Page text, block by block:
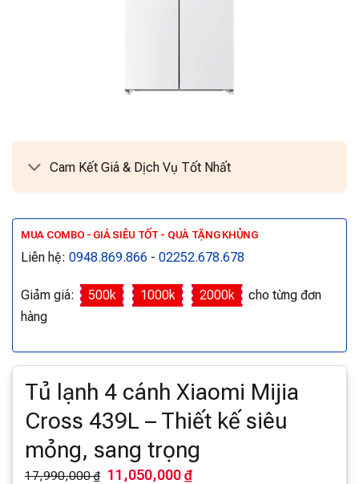
Cam Kết Giá & Dịch Vụ Tốt Nhất
MUA COMBO - GIÁ SIÊU TỐT - QUÀ TẶNG KHỦNG
Liên hệ: 0948.869.866 - 02252.678.678
Giảm giá: 500k 1000k 2000k
cho từng đơn
hàng
Tủ lạnh 4 cánh Xiaomi Mijia
Cross 439L – Thiết kế siêu
mỏng, sang trọng
17,990,000 ₫ 11,050,000 ₫